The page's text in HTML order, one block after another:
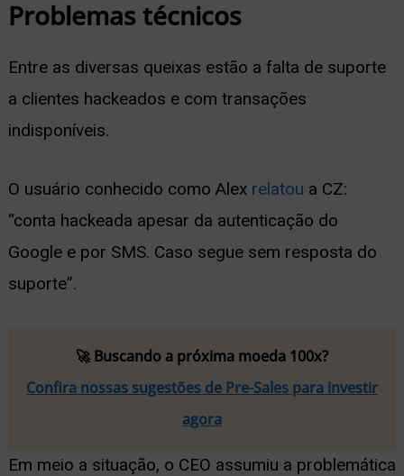
Problemas técnicos
Entre as diversas queixas estão a falta de suporte
a clientes hackeados e com transações
indisponíveis.
O usuário conhecido como Alex relatou a CZ:
“conta hackeada apesar da autenticação do
Google e por SMS. Caso segue sem resposta do
suporte”.
🚀 Buscando a próxima moeda 100x?
Confira nossas sugestões de Pre-Sales para investir
agora
Em meio a situação, o CEO assumiu a problemática